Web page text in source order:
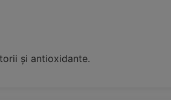
și antioxidante.